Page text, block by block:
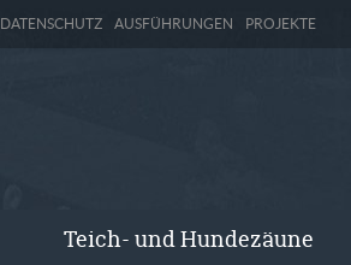
DATENSCHUTZ AUSFÜHRUNGEN PROJEKTE
Teich- und Hundezäune